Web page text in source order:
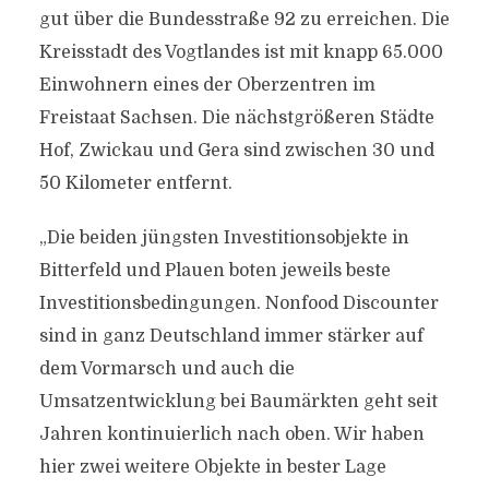
gut über die Bundesstraße 92 zu erreichen. Die
Kreisstadt des Vogtlandes ist mit knapp 65.000
Einwohnern eines der Oberzentren im
Freistaat Sachsen. Die nächstgrößeren Städte
Hof, Zwickau und Gera sind zwischen 30 und
50 Kilometer entfernt.
„Die beiden jüngsten Investitionsobjekte in
Bitterfeld und Plauen boten jeweils beste
Investitionsbedingungen. Nonfood Discounter
sind in ganz Deutschland immer stärker auf
dem Vormarsch und auch die
Umsatzentwicklung bei Baumärkten geht seit
Jahren kontinuierlich nach oben. Wir haben
hier zwei weitere Objekte in bester Lage